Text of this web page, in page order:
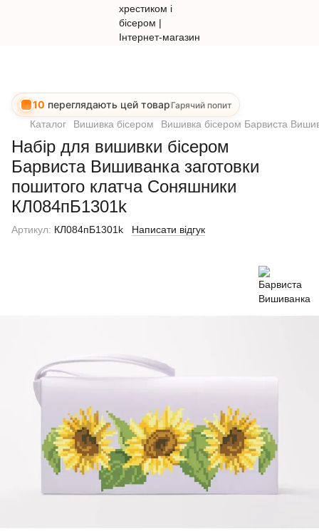
10 переглядають цей товар Гарячий попит
Каталог Вишивка бісером Вишивка бісером Барвиста
Набір для вишивки бісером
Барвиста Вишиванка заготовки
пошитого клатча Соняшники
КЛ084пБ1301k
Артикул: КЛ084пБ1301k Написати відгук